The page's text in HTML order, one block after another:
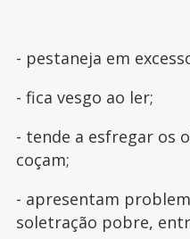
- pestaneja em
- fica vesgo ao ler;
- tende a esfregar os
coçam;
- apresentam
soletração pobre,